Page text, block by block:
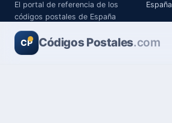
El portal de referencia de los
códigos postales de España
España
CP Códigos Postales.com